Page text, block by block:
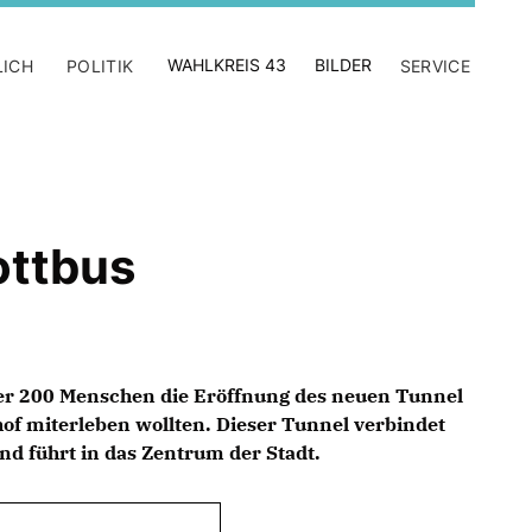
POLITIK WAHLKREIS 43 BILDER SERVICE
200 Menschen die Eröffnung des neuen Tunnel
miterleben wollten. Dieser Tunnel verbindet
führt in das Zentrum der Stadt.